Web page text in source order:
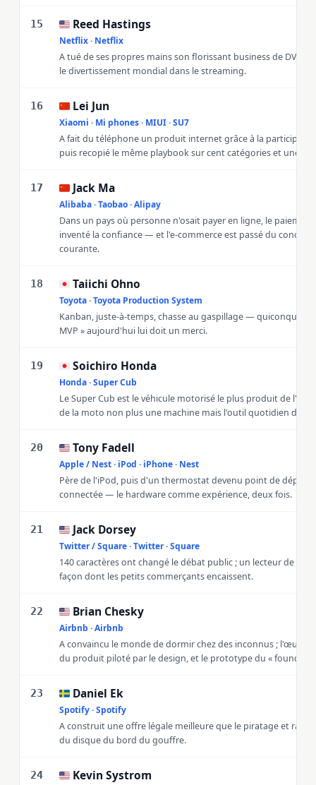
15 🇺🇸Reed Hastings
Netflix · Netflix
A tué de ses propres mains son florissant business de DVD
le divertissement mondial dans le streaming.
16 🇨🇳Lei Jun
Xiaomi · Mi phones · MIUI · SU7
A fait du téléphone un produit internet grâce à la
puis recopié le même playbook sur cent catégories et une
17 🇨🇳Jack Ma
Alibaba · Taobao · Alipay
Dans un pays où personne n'osait payer en ligne, le
inventé la confiance — et l'e-commerce est passé du concept
courante.
18 🇯🇵 Taiichi Ohno
Toyota · Toyota Production System
Kanban, juste-à-temps, chasse au gaspillage — quiconque dit
MVP » aujourd'hui lui doit un merci.
19 🇯🇵 Soichiro Honda
Honda · Super Cub
Le Super Cub est le véhicule motorisé le plus produit de
de la moto non plus une machine mais l'outil quotidien du
20 🇺🇸Tony Fadell
Apple / Nest · iPod · iPhone · Nest
Père de l'iPod, puis d'un thermostat devenu point de départ
connectée — le hardware comme expérience, deux fois.
21 🇺🇸Jack Dorsey
Twitter / Square · Twitter · Square
140 caractères ont changé le débat public ; un lecteur de
façon dont les petits commerçants encaissent.
22 🇺🇸Brian Chesky
Airbnb · Airbnb
A convaincu le monde de dormir chez des inconnus ; l'œuvre
du produit piloté par le design, et le prototype du « founder
23 🇸🇪Daniel Ek
Spotify · Spotify
A construit une offre légale meilleure que le piratage et
du disque du bord du gouffre.
24 🇺🇸Kevin Systrom